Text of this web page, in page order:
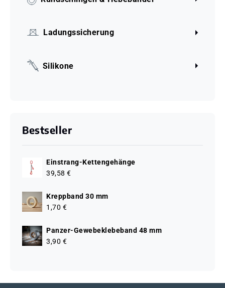
Ladungssicherung
Silikone
Bestseller
Einstrang-Kettengehänge
39,58 €
Kreppband 30 mm
1,70 €
Panzer-Gewebeklebeband 48 mm
3,90 €